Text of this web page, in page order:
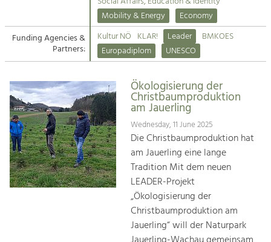
Suche
Impressum
Kontakt
Tourism
Offer Development and Positioning
Art & Culture
Crafts, Science and Research.
Social Affairs, Education
& Identity
Equality, Youth and Integration.
Climate Change, Public Transport and
Mobility & Energy
Economy
Funding Agencies &
Partners:
Kultur NÖ KLAR! Leader
BMKOES
Europadiplom
UNESCO
Ökologisierung der
Christbaumproduktion
am Jauerling
Wednesday, 11 June 2025
Die Christbaumproduktion hat
am Jauerling eine lange
Tradition Mit dem neuen
LEADER-Projekt
„Ökologisierung der
Christbaumproduktion am
Jauerling“ will der Naturpark